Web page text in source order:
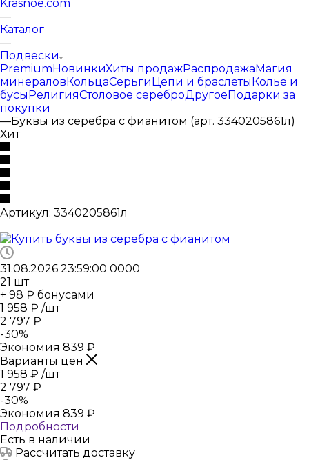
Krasnoe.com
—
Каталог
—
Подвески
PremiumНовинкиХиты продажРаспродажаМагия
минераловКольцаСерьгиЦепи и браслетыКолье и
бусыРелигияСтоловое сереброДругоеПодарки за
покупки
—Буквы из серебра с фианитом (арт. 3340205861л)
Хит
Артикул: 3340205861л
31.08.2026 23:59:00 0000
21 шт
+ 98 ₽ бонусами
1 958 ₽ /шт
2 797 ₽
-30%
Экономия 839 ₽
Варианты цен
1 958 ₽ /шт
2 797 ₽
-30%
Экономия 839 ₽
Подробности
Есть в наличии
Рассчитать доставку